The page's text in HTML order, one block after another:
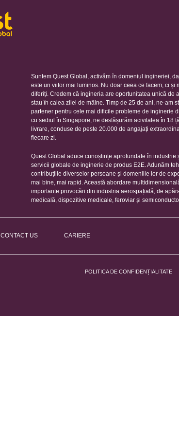
Suntem Quest Global, activăm în domeniul ingineriei,
este un viitor mai luminos. Nu doar ceea ce facem, ci și
diferiți. Credem că ingineria are oportunitatea unică de
stau în calea zilei de mâine. Timp de 25 de ani, ne-am
partener pentru cele mai dificile probleme de inginerie
cu sediul în Singapore, ne desfășurăm acivitatea în 18
livrare, conduse de peste 20.000 de angajați
fiecare zi.
Quest Global aduce cunoștințe aprofundate în industrie
servicii globale de inginerie de produs E2E. Adunăm
contribuțiile diverselor persoane și domeniile lor de
mai bine, mai rapid. Această abordare
importante provocări din industria aerospațială, de
medicală, dispozitive medicale, feroviar și
CONTACT US CARIERE
POLITICA DE CONFIDENȚIALITATE